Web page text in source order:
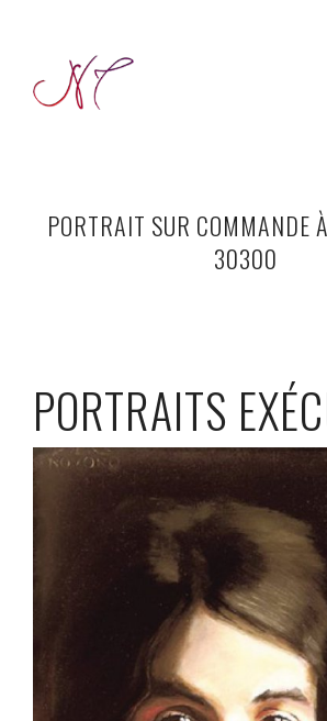
PORTRAIT SUR COMMANDE
30300
PORTRAITS